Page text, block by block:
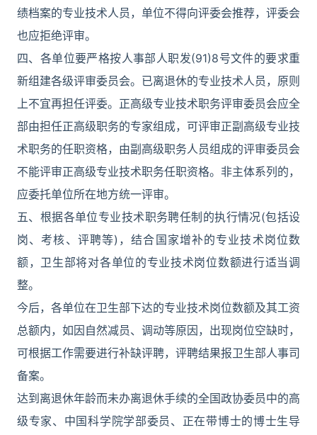
绩档案的专业技术人员，单位不得向评委会推荐，评委会
也应拒绝评审。
四、各单位要严格按人事部人职发(91)8号文件的要求重
新组建各级评审委员会。已离退休的专业技术人员，原则
上不宜再担任评委。正高级专业技术职务评审委员会应全
部由担任正高级职务的专家组成，可评审正副高级专业技
术职务的任职资格，由副高级职务人员组成的评审委员会
不能评审正高级专业技术职务任职资格。非主体系列的，
应委托单位所在地方统一评审。
五、根据各单位专业技术职务聘任制的执行情况(包括设
岗、考核、评聘等)，结合国家增补的专业技术岗位数
额，卫生部将对各单位的专业技术岗位数额进行适当调
整。
今后，各单位在卫生部下达的专业技术岗位数额及其工资
总额内，如因自然减员、调动等原因，出现岗位空缺时，
可根据工作需要进行补缺评聘，评聘结果报卫生部人事司
备案。
达到离退休年龄而未办离退休手续的全国政协委员中的高
级专家、中国科学院学部委员、正在带博士的博士生导